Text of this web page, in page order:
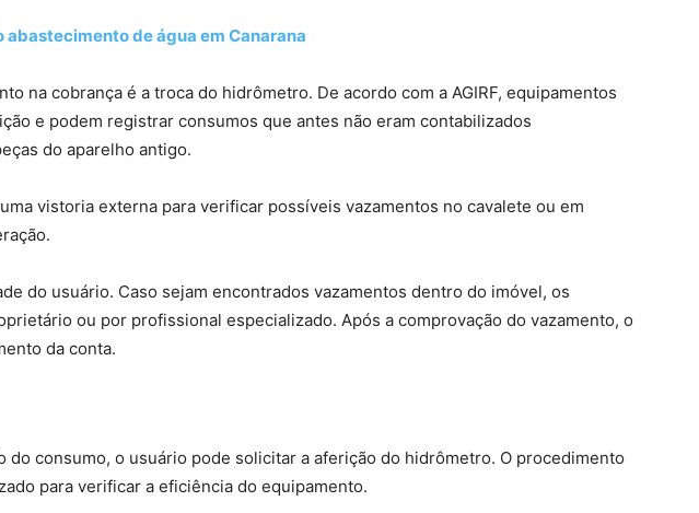
de água em Canarana
na cobrança é a troca do hidrômetro. De acordo com a AGIRF, equipamentos
e podem registrar consumos que antes não eram contabilizados
do aparelho antigo.
vistoria externa para verificar possíveis vazamentos no cavalete ou em
do usuário. Caso sejam encontrados vazamentos dentro do imóvel, os
ou por profissional especializado. Após a comprovação do vazamento, o
da conta.
do consumo, o usuário pode solicitar a aferição do hidrômetro. O procedimento
para verificar a eficiência do equipamento.